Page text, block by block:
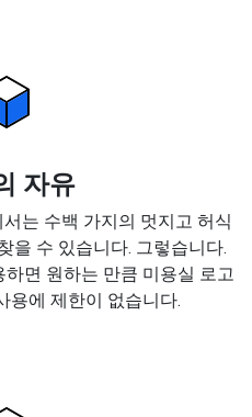
자유
는 수백 가지의 멋지고 허식
을 수 있습니다. 그렇습니다.
면 원하는 만큼 미용실 로고
용에 제한이 없습니다.